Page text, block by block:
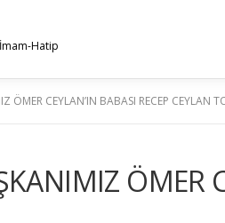
Hatip
ÖMER CEYLAN’IN BABASI RECEP CEYLAN
ÖMER